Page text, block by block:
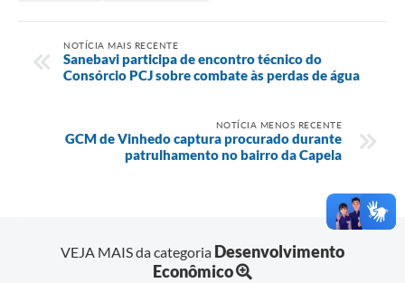
NOTÍCIA MAIS RECENTE
Sanebavi participa de encontro técnico do
Consórcio PCJ sobre combate às perdas de água
NOTÍCIA MENOS RECENTE
GCM de Vinhedo captura procurado durante
patrulhamento no bairro da Capela
VEJA MAIS da categoria Desenvolvimento
Econômico